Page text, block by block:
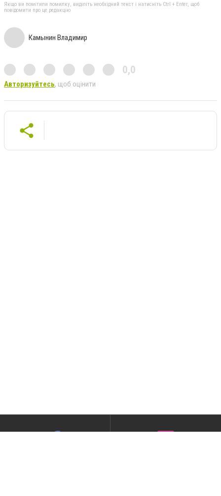
Якщо ви помітили помилку, виділіть необхідний текст і натисніть Ctrl + Enter, щоб
повідомити про це редакцію
Камынин Владимир
0,0
Авторизуйтесь, щоб оцінити